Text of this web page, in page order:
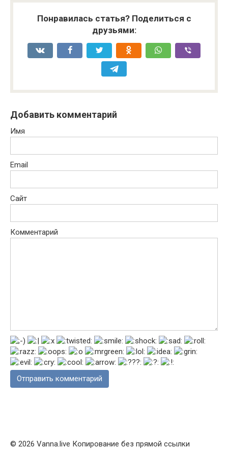
Понравилась статья? Поделиться с
друзьями:
Добавить комментарий
Имя
Email
Сайт
Комментарий
© 2026 Vanna.live Копирование без прямой ссылки